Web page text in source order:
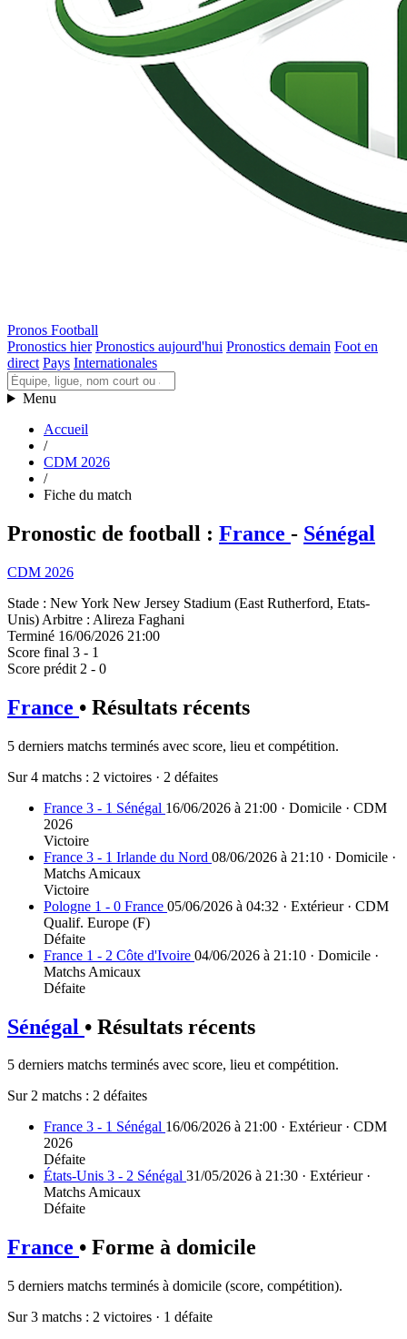
Pronos Football
Pronostics hier Pronostics aujourd'hui Pronostics demain Foot en
direct Pays Internationales
Menu
Accueil
/
CDM 2026
/
Fiche du match
Pronostic de football : France - Sénégal
CDM 2026
Stade : New York New Jersey Stadium (East Rutherford, Etats-
Unis) Arbitre : Alireza Faghani
Terminé 16/06/2026 21:00
Score final 3 - 1
Score prédit 2 - 0
France • Résultats récents
5 derniers matchs terminés avec score, lieu et compétition.
Sur 4 matchs : 2 victoires · 2 défaites
France 3 - 1 Sénégal 16/06/2026 à 21:00 · Domicile · CDM
2026
Victoire
France 3 - 1 Irlande du Nord 08/06/2026 à 21:10 · Domicile ·
Matchs Amicaux
Victoire
Pologne 1 - 0 France 05/06/2026 à 04:32 · Extérieur · CDM
Qualif. Europe (F)
Défaite
France 1 - 2 Côte d'Ivoire 04/06/2026 à 21:10 · Domicile ·
Matchs Amicaux
Défaite
Sénégal • Résultats récents
5 derniers matchs terminés avec score, lieu et compétition.
Sur 2 matchs : 2 défaites
France 3 - 1 Sénégal 16/06/2026 à 21:00 · Extérieur · CDM
2026
Défaite
États-Unis 3 - 2 Sénégal 31/05/2026 à 21:30 · Extérieur ·
Matchs Amicaux
Défaite
France • Forme à domicile
5 derniers matchs terminés à domicile (score, compétition).
Sur 3 matchs : 2 victoires · 1 défaite